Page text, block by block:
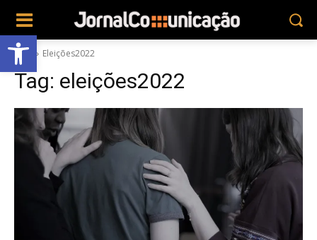
Abrir a barra de ferramentas
Tags Eleições2022
Tag: eleições2022